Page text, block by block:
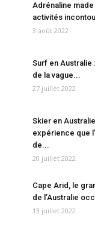
Adrénaline
activités
3 août 2022
Surf en Australie
de la vague...
27 juillet 2022
Skier en
expérience que
de...
20 juillet 2022
Cape Arid, le
de l’Australie
13 juillet 2022